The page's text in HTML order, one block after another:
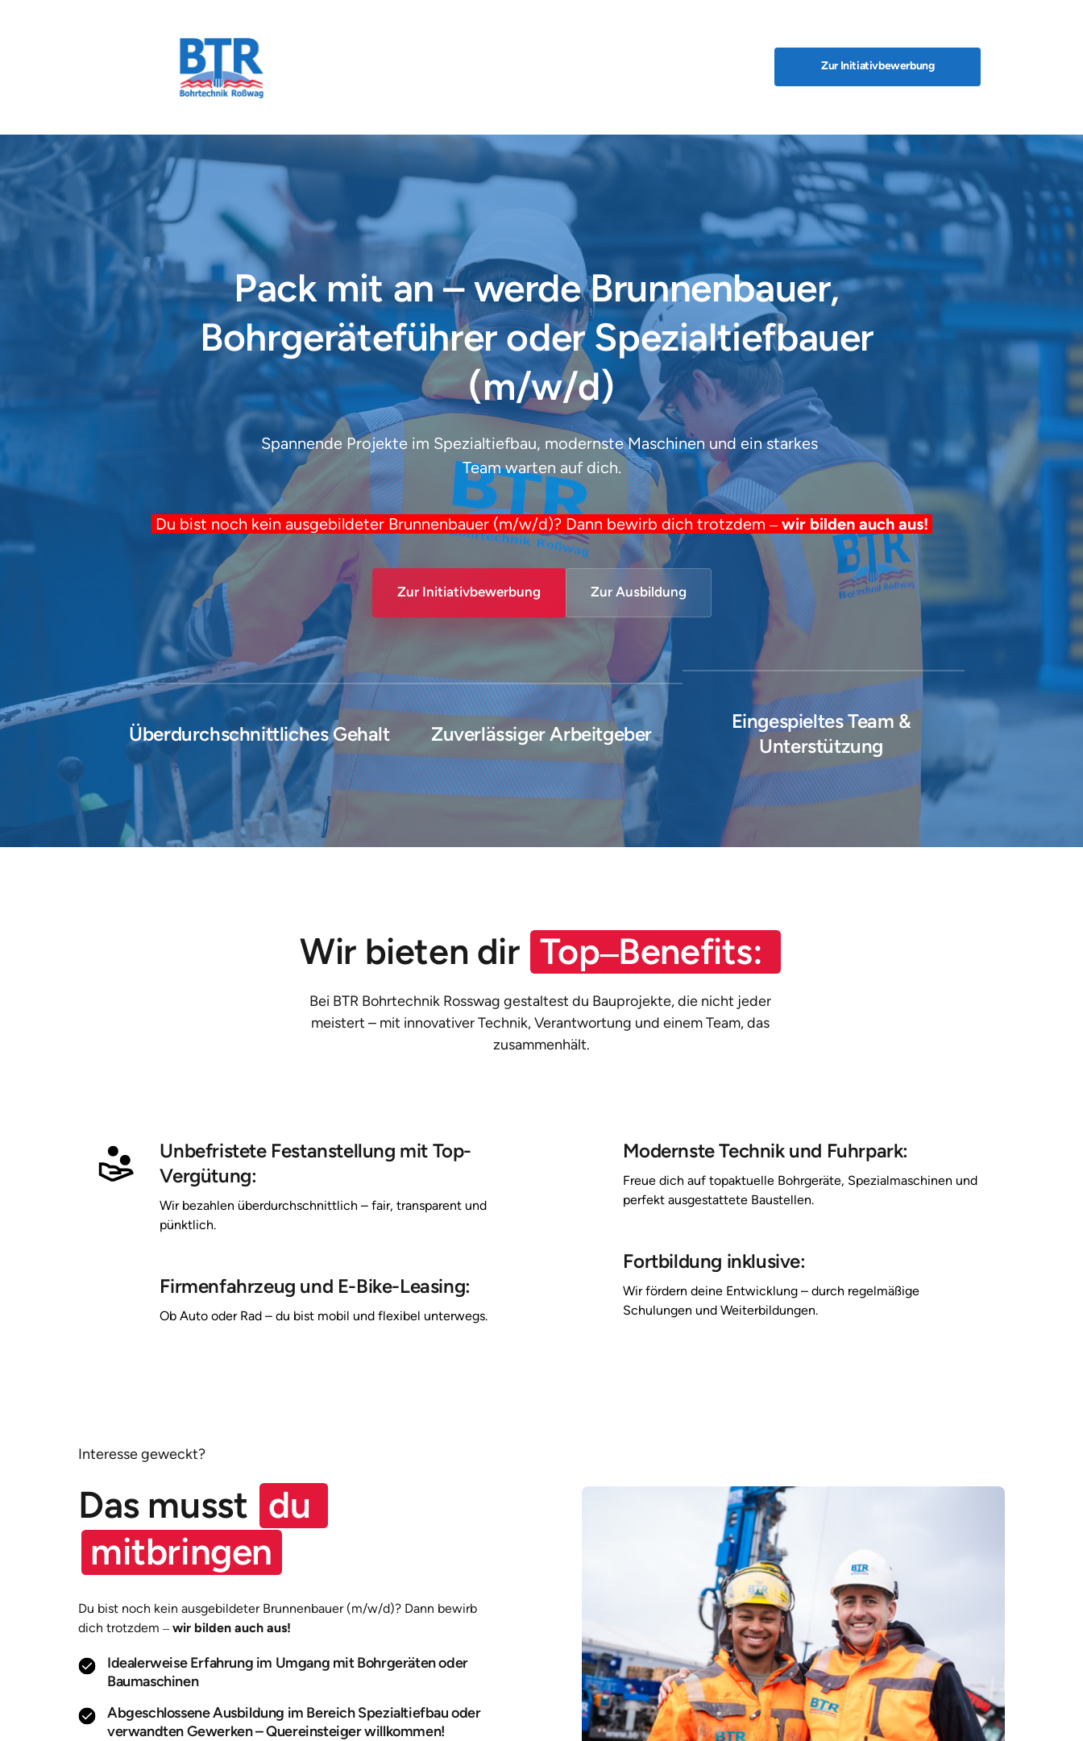
Zur Initiativbewerbung
Pack mit an – werde Brunnenbauer,
Bohrgeräteführer oder Spezialtiefbauer
(m/w/d)
Spannende Projekte im Spezialtiefbau, modernste Maschinen und ein starkes
Team warten auf dich.
Du bist noch kein ausgebildeter Brunnenbauer (m/w/d)? Dann bewirb dich trotzdem ‒ wir bilden auch aus!
Zur Initiativbewerbung Zur Ausbildung
Überdurchschnittliches Gehalt Zuverlässiger Arbeitgeber
Eingespieltes Team &
Unterstützung
Wir bieten dir Top‒Benefits:
Bei BTR Bohrtechnik Rosswag gestaltest du Bauprojekte, die nicht jeder
meistert – mit innovativer Technik, Verantwortung und einem Team, das
zusammenhält.
Unbefristete Festanstellung mit Top-
Vergütung:
Wir bezahlen überdurchschnittlich – fair, transparent
pünktlich.
Firmenfahrzeug und E-Bike-Leasing:
Ob Auto oder Rad – du bist mobil und flexibel unterwegs.
Modernste Technik und Fuhrpark:
Freue dich auf topaktuelle Bohrgeräte, Spezialmaschinen
perfekt ausgestattete Baustellen.
Fortbildung inklusive:
Wir fördern deine Entwicklung – durch
Schulungen und Weiterbildungen.
Interesse geweckt?
Das musst
mitbringen
Du bist noch kein ausgebildeter Brunnenbauer (m/w/d)? Dann bewirb
dich trotzdem ‒ wir bilden auch aus!
Idealerweise Erfahrung im Umgang mit Bohrgeräten oder
Baumaschinen
Abgeschlossene Ausbildung im Bereich Spezialtiefbau oder
verwandten Gewerken – Quereinsteiger willkommen!